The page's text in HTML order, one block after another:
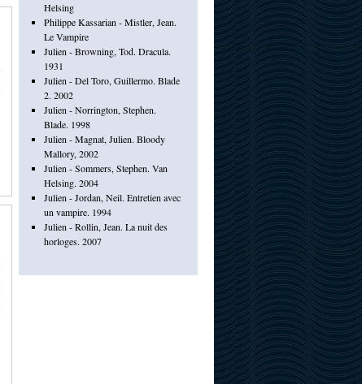
Helsing
Philippe Kassarian - Mistler, Jean.
Le Vampire
Julien - Browning, Tod. Dracula.
1931
Julien - Del Toro, Guillermo. Blade
2. 2002
Julien - Norrington, Stephen.
Blade. 1998
Julien - Magnat, Julien. Bloody
Mallory, 2002
Julien - Sommers, Stephen. Van
Helsing. 2004
Julien - Jordan, Neil. Entretien avec
un vampire. 1994
Julien - Rollin, Jean. La nuit des
horloges. 2007